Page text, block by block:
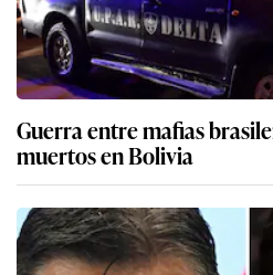
Guerra entre mafias
muertos en Bolivia